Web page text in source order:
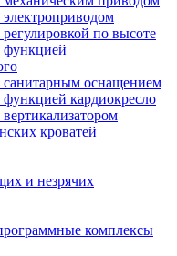
по высоте
функцией
оснащением
кардиокресло
кроватей
и незрячих
комплексы